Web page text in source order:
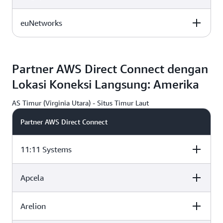
G
Atlas Edge BER001, Berlin,
euNetworks
Partner AWS Direct Connect dengan
Lokasi Koneksi Langsung: Amerika
AS Timur (Virginia Utara) - Situs Timur Laut
Partner AWS Direct Connect
11:11 Systems
Digital Realty
CoreSite NY1,
Apcela
Digital Realty
CoreSite NY1,
Arelion